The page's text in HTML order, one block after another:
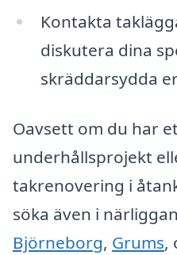
Kontakta
diskutera dina
skräddarsydda
Oavsett om du har
underhållsprojekt
takrenovering i
söka även i
Björneborg, Grums,